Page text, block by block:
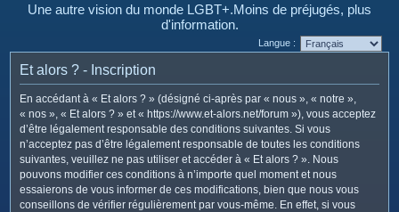
e
Une autre vision du monde LGBT+.Moins de préjugés, plus
d'information.
Langue :
Et alors ? - Inscription
En accédant à « Et alors ? » (désigné ci-après par « nous », « notre »,
« nos », « Et alors ? » et « https://www.et-alors.net/forum »), vous acceptez
d’être légalement responsable des conditions suivantes. Si vous
n’acceptez pas d’être légalement responsable de toutes les conditions
suivantes, veuillez ne pas utiliser et accéder à « Et alors ? ». Nous
pouvons modifier ces conditions à n’importe quel moment et nous
essaierons de vous informer de ces modifications, bien que nous vous
conseillons de vérifier régulièrement par vous-même. En effet, si vous